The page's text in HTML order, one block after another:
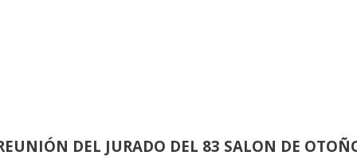
DEL JURADO DEL 83 SALON DE